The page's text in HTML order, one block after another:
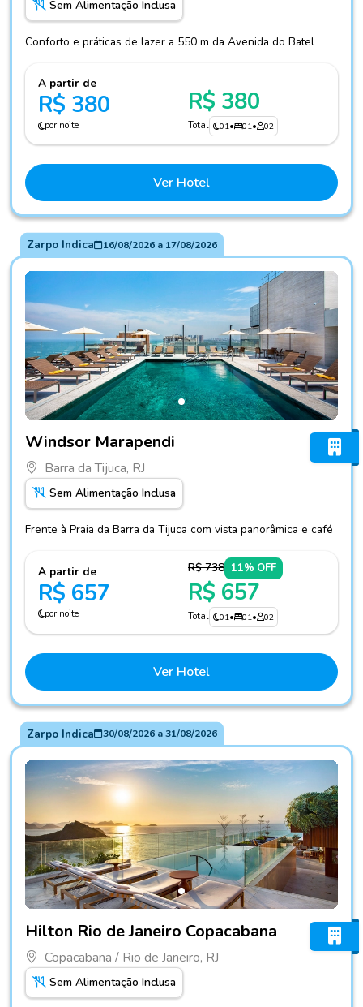
Sem Alimentação Inclusa
Conforto e práticas de lazer a 550 m da Avenida do Batel
A partir de
R$ 380
por noite
R$ 380
Total 01• 01• 02
Ver Hotel
Zarpo Indica 16/08/2026a 17/08/2026
Windsor Marapendi
Barra da Tijuca, RJ
Sem Alimentação Inclusa
Frente à Praia da Barra da Tijuca com vista panorâmica e café
A partir de
R$ 657
por noite
R$ 738 11% OFF
R$ 657
Total 01• 01• 02
Ver Hotel
Zarpo Indica 30/08/2026a31/08/2026
Hilton Rio de Janeiro Copacabana
Copacabana / Rio de Janeiro, RJ
Sem Alimentação Inclusa